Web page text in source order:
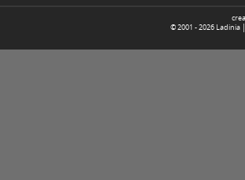
© 2001 -2026 Ladinia